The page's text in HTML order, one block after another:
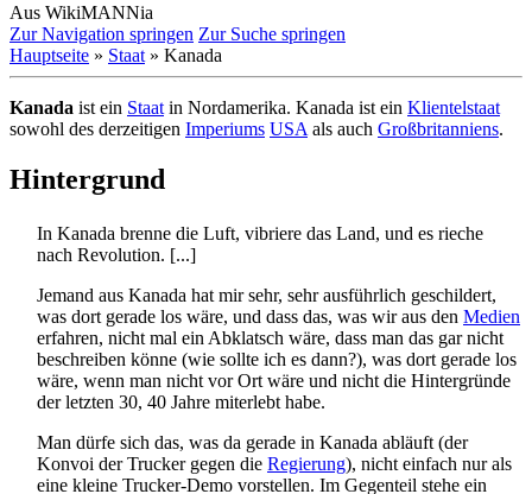
Aus WikiMANNia
Zur Navigation springen Zur Suche springen
Hauptseite » Staat » Kanada
Kanada ist ein Staat in Nordamerika. Kanada ist ein Klientelstaat
sowohl des derzeitigen Imperiums USA als auch Großbritanniens.
Hintergrund
In Kanada brenne die Luft, vibriere das Land, und es rieche
nach Revolution. [...]
Jemand aus Kanada hat mir sehr, sehr ausführlich geschildert,
was dort gerade los wäre, und dass das, was wir aus den Medien
erfahren, nicht mal ein Abklatsch wäre, dass man das gar nicht
beschreiben könne (wie sollte ich es dann?), was dort gerade los
wäre, wenn man nicht vor Ort wäre und nicht die Hintergründe
der letzten 30, 40 Jahre miterlebt habe.
Man dürfe sich das, was da gerade in Kanada abläuft (der
Konvoi der Trucker gegen die Regierung), nicht einfach nur als
eine kleine Trucker-Demo vorstellen. Im Gegenteil stehe ein